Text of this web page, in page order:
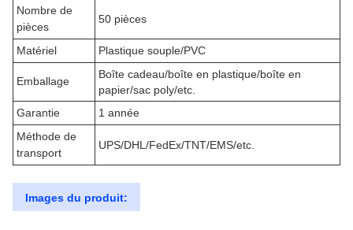
Nombre de
pièces
50 pièces
Matériel Plastique souple/PVC
Emballage
Boîte cadeau/boîte en plastique/boîte en
papier/sac poly/etc.
Garantie
1 année
Méthode de
transport
UPS/DHL/FedEx/TNT/EMS/etc.
Images du produit: